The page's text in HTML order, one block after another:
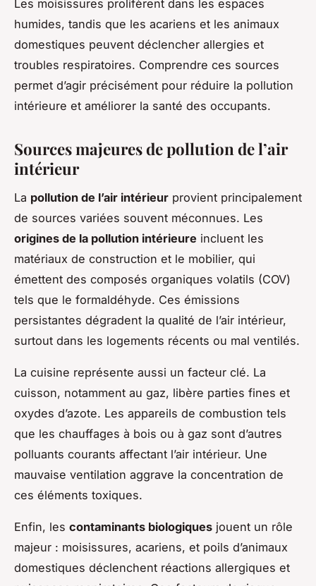
Les moisissures prolifèrent dans les espaces
humides, tandis que les acariens et les animaux
domestiques peuvent déclencher allergies et
troubles respiratoires. Comprendre ces sources
permet d’agir précisément pour réduire la pollution
intérieure et améliorer la santé des occupants.
Sources majeures de pollution de l’air
intérieur
La pollution de l’air intérieur provient principalement
de sources variées souvent méconnues. Les
origines de la pollution intérieure incluent les
matériaux de construction et le mobilier, qui
émettent des composés organiques volatils (COV)
tels que le formaldéhyde. Ces émissions
persistantes dégradent la qualité de l’air intérieur,
surtout dans les logements récents ou mal ventilés.
La cuisine représente aussi un facteur clé. La
cuisson, notamment au gaz, libère parties fines et
oxydes d’azote. Les appareils de combustion tels
que les chauffages à bois ou à gaz sont d’autres
polluants courants affectant l’air intérieur. Une
mauvaise ventilation aggrave la concentration de
ces éléments toxiques.
Enfin, les contaminants biologiques jouent un rôle
majeur : moisissures, acariens, et poils d’animaux
domestiques déclenchent réactions allergiques et